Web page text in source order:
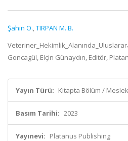
Şahin O.,TIRPAN M. B.
Goncagül, Elçin Günaydın, Editör,
Yayın Türü: Kitapta Bölüm /
Basım Tarihi: 2023
Yayınevi: Platanus Publishing